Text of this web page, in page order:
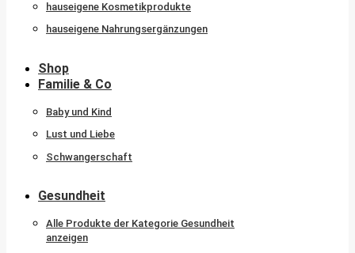
hauseigene Kosmetikprodukte
hauseigene Nahrungsergänzungen
Shop
Familie & Co
Baby und Kind
Lust und Liebe
Schwangerschaft
Gesundheit
Alle Produkte der Kategorie Gesundheit
anzeigen